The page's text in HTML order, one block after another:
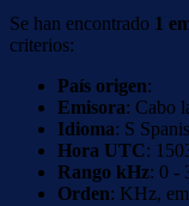
Se han encontrado 1
criterios:
País origen:
Emisora: Cabo
Idioma: S
Hora UTC:
Rango kHz: 0 -
Orden: KHz,